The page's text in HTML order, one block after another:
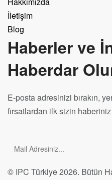
İletişim
Blog
Haberler ve
Haberdar
E-posta adresinizi bırakın,
fırsatlardan ilk sizin
© IPC Türkiye 2026. Bütün